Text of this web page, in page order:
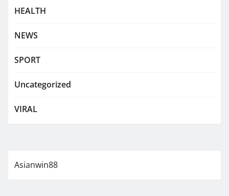
HEALTH
NEWS
SPORT
Uncategorized
VIRAL
Asianwin88